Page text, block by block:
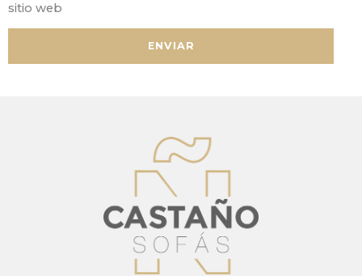
sitio web
ENVIAR